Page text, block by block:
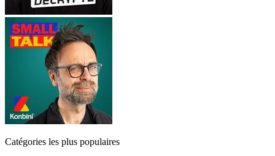
Catégories les plus populaires